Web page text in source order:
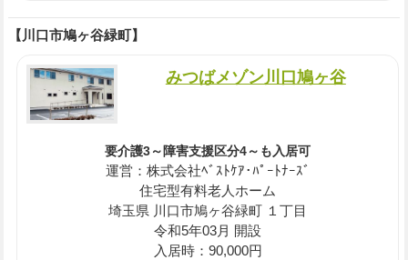
【川口市鳩ヶ谷緑町】
みつばメゾン川口鳩ヶ谷
要介護3～障害支援区分4～も入居可
運営：株式会社ﾍﾞｽﾄｹｱ･ﾊﾟｰﾄﾅｰｽﾞ
住宅型有料老人ホーム
埼玉県 川口市鳩ヶ谷緑町 １丁目
令和5年03月 開設
入居時：90,000円